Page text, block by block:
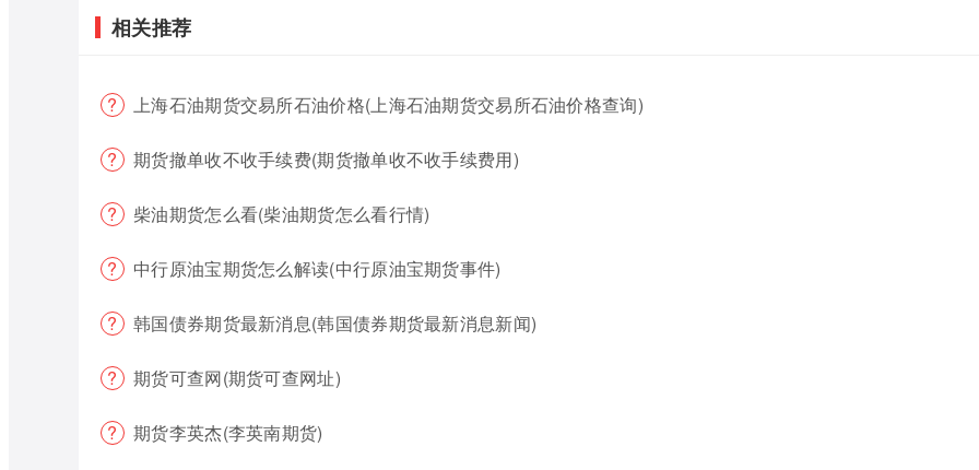
相关推荐
上海石油期货交易所石油价格(上海石油期货交易所石油价格查询)
期货撤单收不收手续费(期货撤单收不收手续费用)
柴油期货怎么看(柴油期货怎么看行情)
中行原油宝期货怎么解读(中行原油宝期货事件)
韩国债券期货最新消息(韩国债券期货最新消息新闻)
期货可查网(期货可查网址)
期货李英杰(李英南期货)